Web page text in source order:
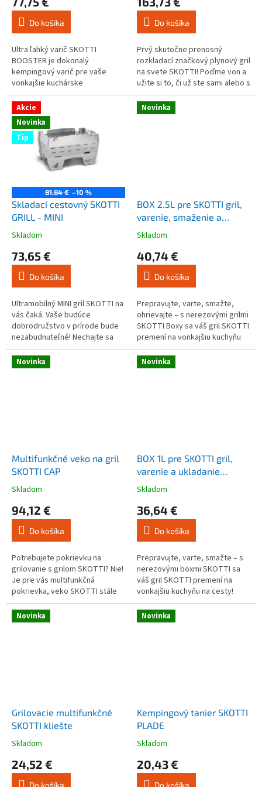
produktu
4,9
5
hviezdičiek.
Do košíka
Ultra ľahký varič SKOTTI
BOOSTER je dokonalý
kempingový varič pre vaše
vonkajšie kuchárske
dobrodružstvá! Toto
majstrovské dielo mobility nie je
len obyčajný varič, ale
skutočný...
produktu
4,6
5
hviezdičiek.
Do košíka
Prvý skutočne prenosný
rozkladací značkový plynový gril
na svete SKOTTI! Poďme von a
užite si to, či už ste sami alebo s
priateľmi. Hovoríme o turistike,
lezení, kempovaní,...
Akcie
Novinka
Tip
81,84 € –10 %
Skladací cestovný SKOTTI
GRILL - MINI
Priemerné
produktu
4,3
5
hviezdičiek.
Skladom
73,65 €
Do košíka
Ultramobilný MINI gril SKOTTI na
vás čaká. Vaše budúce
dobrodružstvo v prírode bude
nezabudnuteľné! Nechajte sa
ohromiť grilom, ktorý posúva
hranice mobility. Je
dostatočne...
Novinka
BOX 2.5L pre SKOTTI gril,
varenie, smaženie a
ukladanie potravín
Priemerné
produktu
4,8
5
hviezdičiek.
Skladom
40,74 €
Do košíka
Prepravujte, varte, smažte,
ohrievajte – s nerezovými grilmi
SKOTTI Boxy sa váš gril SKOTTI
premení na vonkajšiu kuchyňu
na cesty! Každý Box je
dodávaný s robustnou
hliníkovou...
Novinka
Multifunkčné veko na gril
SKOTTI CAP
Priemerné
produktu
4,6
5
hviezdičiek.
Skladom
94,12 €
Do košíka
Potrebujete pokrievku na
grilovanie s grilom SKOTTI? Nie!
Je pre vás multifunkčná
pokrievka, veko SKOTTI stále
perfektným doplnkom? Áno!
Pokrievka SKOTTI totiž nie je
len...
Novinka
BOX 1L pre SKOTTI gril,
varenie a ukladanie
potravín
Priemerné
produktu
4,7
5
hviezdičiek.
Skladom
36,64 €
Do košíka
Prepravujte, varte, smažte – s
nerezovými boxmi SKOTTI sa
váš gril SKOTTI premení na
vonkajšiu kuchyňu na cesty!
Každý box je dodávaný s
robustnou hliníkovou rukoväťou,
ktorá...
Novinka
Grilovacie multifunkčné
SKOTTI kliešte
Priemerné
produktu
Skladom
24,52 €
Do košíka
Novinka
Kempingový tanier SKOTTI
PLADE
Priemerné
produktu
Skladom
20,43 €
Do košíka